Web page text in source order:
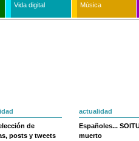
Vida digital Música
de
posts y tweets
actualidad
Españoles...
muerto